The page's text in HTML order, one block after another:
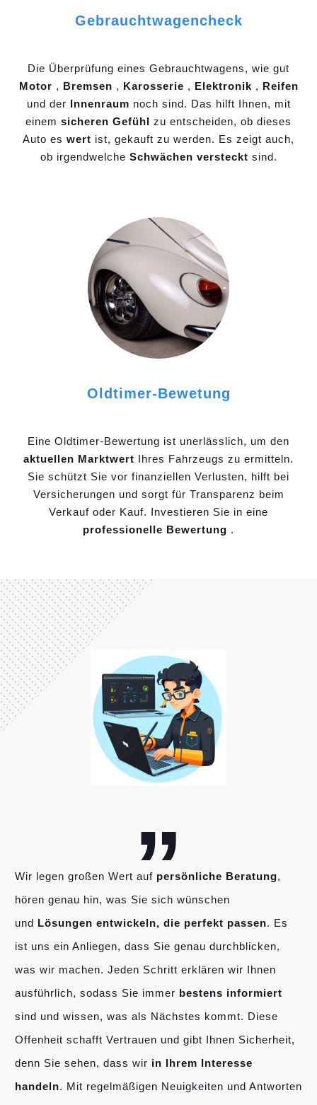
Gebrauchtwagencheck
Die Überprüfung eines Gebrauchtwagens, wie gut
Motor , Bremsen , Karosserie , Elektronik , Reifen
und der Innenraum noch sind. Das hilft Ihnen, mit
einem sicheren Gefühl zu entscheiden, ob dieses
Auto es wert ist, gekauft zu werden. Es zeigt auch,
ob irgendwelche Schwächen versteckt sind.
Oldtimer-Bewetung
Eine Oldtimer-Bewertung ist unerlässlich, um den
aktuellen Marktwert Ihres Fahrzeugs zu ermitteln.
Sie schützt Sie vor finanziellen Verlusten, hilft bei
Versicherungen und sorgt für Transparenz beim
Verkauf oder Kauf. Investieren Sie in eine
professionelle Bewertung .
„
Wir legen großen Wert auf persönliche Beratung,
hören genau hin, was Sie sich wünschen
und Lösungen entwickeln, die perfekt passen. Es
ist uns ein Anliegen, dass Sie genau durchblicken,
was wir machen. Jeden Schritt erklären wir Ihnen
ausführlich, sodass Sie immer bestens informiert
sind und wissen, was als Nächstes kommt. Diese
Offenheit schafft Vertrauen und gibt Ihnen Sicherheit,
denn Sie sehen, dass wir in Ihrem Interesse
handeln. Mit regelmäßigen Neuigkeiten und Antworten